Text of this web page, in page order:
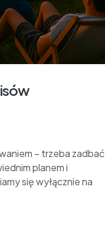
– trzeba zadbać
planem i
się wyłącznie na